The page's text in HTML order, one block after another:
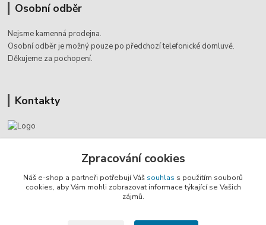
Osobní odběr
Nejsme kamenná prodejna.
Osobní odběr je možný pouze po předchozí telefonické domluvě.
Děkujeme za pochopení.
Kontakty
+420 602 455 633
info@multivan-shop.cz
Zpracování cookies
Náš e-shop a partneři potřebují Váš souhlas s použitím souborů
cookies, aby Vám mohli zobrazovat informace týkající se Vašich
zájmů.